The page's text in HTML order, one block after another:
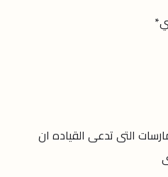
التى تدعى القياده ان